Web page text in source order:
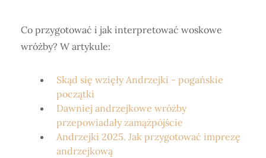
Co przygotować i jak interpretować woskowe
wróżby? W artykule:
Skąd się wzięły Andrzejki - pogańskie
początki
Dawniej andrzejkowe wróżby
przepowiadały zamążpójście
Andrzejki 2025. Jak przygotować imprezę
andrzejkową